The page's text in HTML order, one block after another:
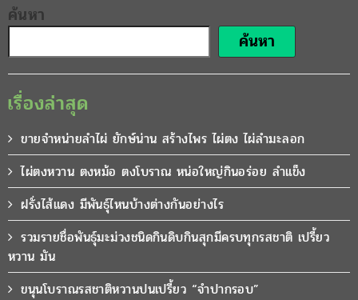
ค้นหา
ค้นหา
เรื่องล่าสุด
ขายจำหน่ายลำไผ่ ยักษ์น่าน สร้างไพร ไผ่ตง ไผ่ลำมะลอก
ไผ่ตงหวาน ตงหม้อ ตงโบราณ หน่อใหญ่กินอร่อย ลำแข็ง
ฝรั่งไส้แดง มีพันธุ์ไหนบ้างต่างกันอย่างไร
รวมรายชื่อพันธุ์มะม่วงชนิดกินดิบกินสุกมีครบทุกรสชาติ เปรี้ยว
หวาน มัน
ขนุนโบราณรสชาติหวานปนเปรี้ยว “จำปากรอบ”